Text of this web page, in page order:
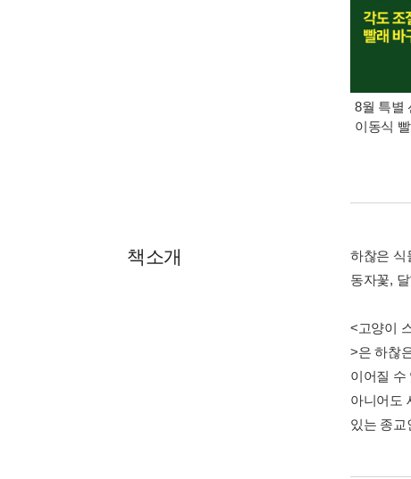
8월 특별
이동식
책소개
하찮은 식
동자꽃,
<고양이
>은 하찮
이어질 수
아니어도
있는 종교